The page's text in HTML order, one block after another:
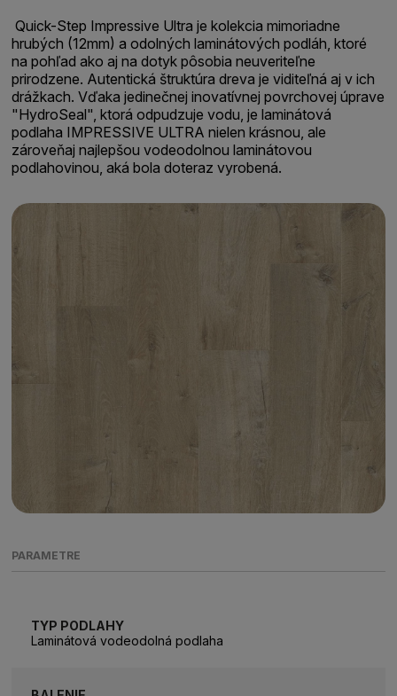
Quick-Step Impressive Ultra je kolekcia mimoriadne
hrubých (12mm) a odolných laminátových podláh, ktoré
na pohľad ako aj na dotyk pôsobia neuveriteľne
prirodzene. Autentická štruktúra dreva je viditeľná aj v ich
drážkach. Vďaka jedinečnej inovatívnej povrchovej úprave
"HydroSeal", ktorá odpudzuje vodu, je laminátová
podlaha IMPRESSIVE ULTRA nielen krásnou, ale
zároveňaj najlepšou vodeodolnou laminátovou
podlahovinou, aká bola doteraz vyrobená.
PARAMETRE
TYP PODLAHY
Laminátová vodeodolná podlaha